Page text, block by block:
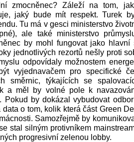
zmocněnec? Záleží na tom,
jaký bude mít respekt. Turek
Tu má v gesci ministerstvo
ale také ministerstvo
by mohl fungovat jako hlavní
jednotlivých rezortů nešly proti
odpovídaly možnostem
vyjednavačem pro specifické
směrnic, týkajících se
a měl by volné pole k
Pokud by dokázal vybudovat
data o tom, kolik která část Green
Samozřejmě by
stal silným protivníkem
progresivní zelenou lobby.